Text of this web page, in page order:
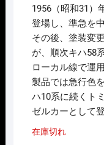
1956（昭和31）
登場し、準急を
その後、塗装変
が、順次キハ58
ローカル線で運
製品では急行色
ハ10系に続くト
ゼルカーとして
在庫切れ